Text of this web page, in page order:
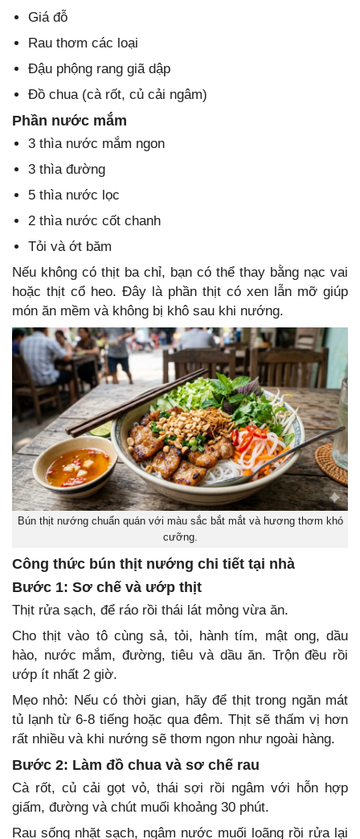
Giá đỗ
Rau thơm các loại
Đậu phộng rang giã dập
Đồ chua (cà rốt, củ cải ngâm)
Phần nước mắm
3 thìa nước mắm ngon
3 thìa đường
5 thìa nước lọc
2 thìa nước cốt chanh
Tỏi và ớt băm
Nếu không có thịt ba chỉ, bạn có thể thay bằng nạc vai
hoặc thịt cổ heo. Đây là phần thịt có xen lẫn mỡ giúp
món ăn mềm và không bị khô sau khi nướng.
Bún thịt nướng chuẩn quán với màu sắc bắt mắt và hương thơm khó
cưỡng.
Công thức bún thịt nướng chi tiết tại nhà
Bước 1: Sơ chế và ướp thịt
Thịt rửa sạch, để ráo rồi thái lát mỏng vừa ăn.
Cho thịt vào tô cùng sả, tỏi, hành tím, mật ong, dầu
hào, nước mắm, đường, tiêu và dầu ăn. Trộn đều rồi
ướp ít nhất 2 giờ.
Mẹo nhỏ: Nếu có thời gian, hãy để thịt trong ngăn mát
tủ lạnh từ 6-8 tiếng hoặc qua đêm. Thịt sẽ thấm vị hơn
rất nhiều và khi nướng sẽ thơm ngon như ngoài hàng.
Bước 2: Làm đồ chua và sơ chế rau
Cà rốt, củ cải gọt vỏ, thái sợi rồi ngâm với hỗn hợp
giấm, đường và chút muối khoảng 30 phút.
Rau sống nhặt sạch, ngâm nước muối loãng rồi rửa lại